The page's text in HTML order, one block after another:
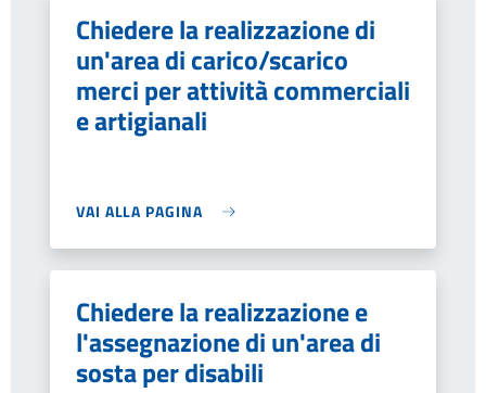
Chiedere la realizzazione di
un'area di carico/scarico
merci per attività commerciali
e artigianali
VAI ALLA PAGINA
Chiedere la realizzazione e
l'assegnazione di un'area di
sosta per disabili